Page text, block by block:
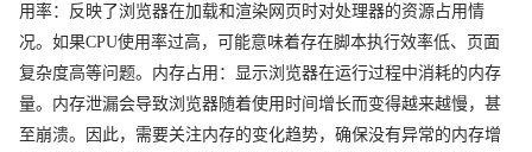
用率：反映了浏览器在加载和渲染网页时对处理器的资源占用情
况。如果CPU使用率过高，可能意味着存在脚本执行效率低、页面
复杂度高等问题。内存占用：显示浏览器在运行过程中消耗的内存
量。内存泄漏会导致浏览器随着使用时间增长而变得越来越慢，甚
至崩溃。因此，需要关注内存的变化趋势，确保没有异常的内存增